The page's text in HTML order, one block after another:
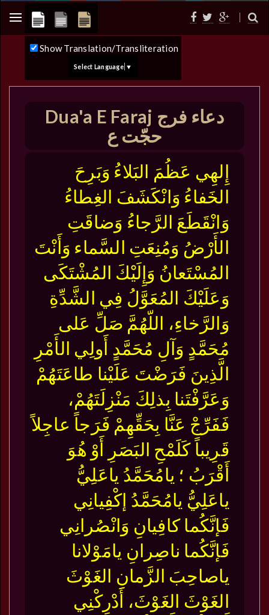
Show Translation/Transliteration
Select Language ▼
Dua'a E Faraj دعاء فرج
حجّت ع
إِلهِي عَظُمَ البَلاءُ وَبَرِحَ
الخَفاءُ وَانْكَشَفَ الغِطاءُ
وَانْقَطَعَ الرَّجاءُ وَضاقَتِ
الأَرْضُ وَمُنِعَتِ السَّماء وَأَنْتَ
المُسْتَعانُ وَإِلَيْكَ المُشْتَكَى
وَعَلَيْكَ المُعَوَّلُ فِي الشَّدِّةِ
وَالرَّخاءِ، اللّهُمَّ صَلِّ عَلى
مُحَمَّدٍ وَآلِ مُحَمَّدٍ أَولِي الأَمْرِ
الَّذِينَ فَرَضْتَ عَلَيْنا طاعَتَهُمْ
وَعَرَّفْتَنا بِذلِكَ مَنْزِلَتَهُمْ،
فَفَرِّجْ عَنَّا بِحَقِّهِمْ فَرَجاً عاجِلاً
قَرِيباً كَلَمْحِ البَصَرِ أَوْ هُوَ
أَقْرَبُ ؛ يامُحَمَّدُ ياعَلِيُّ
ياعَلِيُّ يامُحَمَّدُ إكْفِيانِي
فَإنَّكُما كافِيانِ وَانْصُرانِي
فَإنَّكُما ناصِرانِ يامَوْلانا
ياصاحِبَ الزَّمانِ الغَوْثَ
الغَوْثَ الغَوْثَ، أَدْرِكْنِي